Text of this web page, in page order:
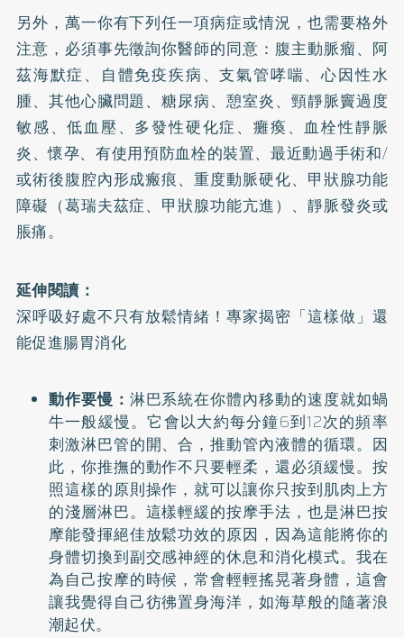
另外，萬一你有下列任一項病症或情況，也需要格外
注意，必須事先徵詢你醫師的同意：腹主動脈瘤、阿
茲海默症、自體免疫疾病、支氣管哮喘、心因性水
腫、其他心臟問題、糖尿病、憩室炎、頸靜脈竇過度
敏感、低血壓、多發性硬化症、癱瘓、血栓性靜脈
炎、懷孕、有使用預防血栓的裝置、最近動過手術和/
或術後腹腔內形成瘢痕、重度動脈硬化、甲狀腺功能
障礙（葛瑞夫茲症、甲狀腺功能亢進）、靜脈發炎或
脹痛。
延伸閱讀：
深呼吸好處不只有放鬆情緒！專家揭密「這樣做」還
能促進腸胃消化
動作要慢： 淋巴系統在你體內移動的速度就如蝸
牛一般緩慢。它會以大約每分鐘6到12次的頻率
刺激淋巴管的開、合，推動管內液體的循環。因
此，你推撫的動作不只要輕柔，還必須緩慢。按
照這樣的原則操作，就可以讓你只按到肌肉上方
的淺層淋巴。這樣輕緩的按摩手法，也是淋巴按
摩能發揮絕佳放鬆功效的原因，因為這能將你的
身體切換到副交感神經的休息和消化模式。我在
為自己按摩的時候，常會輕輕搖晃著身體，這會
讓我覺得自己彷彿置身海洋，如海草般的隨著浪
潮起伏。